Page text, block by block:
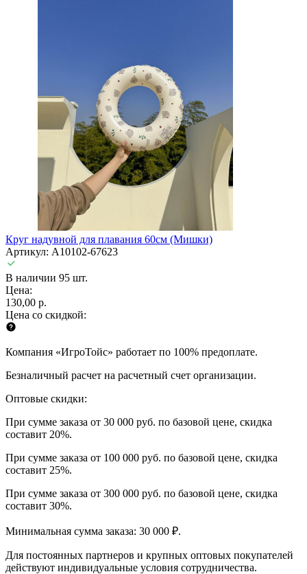
Круг надувной для плавания 60см (Мишки)
Артикул: A10102-67623
В наличии 95 шт.
Цена:
130,00 р.
Цена со скидкой:
Компания «ИгроТойс» работает по 100% предоплате.
Безналичный расчет на расчетный счет организации.
Оптовые скидки:
При сумме заказа от 30 000 руб. по базовой цене, скидка
составит 20%.
При сумме заказа от 100 000 руб. по базовой цене, скидка
составит 25%.
При сумме заказа от 300 000 руб. по базовой цене, скидка
составит 30%.
Минимальная сумма заказа: 30 000 ₽.
Для постоянных партнеров и крупных оптовых покупателей
действуют индивидуальные условия сотрудничества.